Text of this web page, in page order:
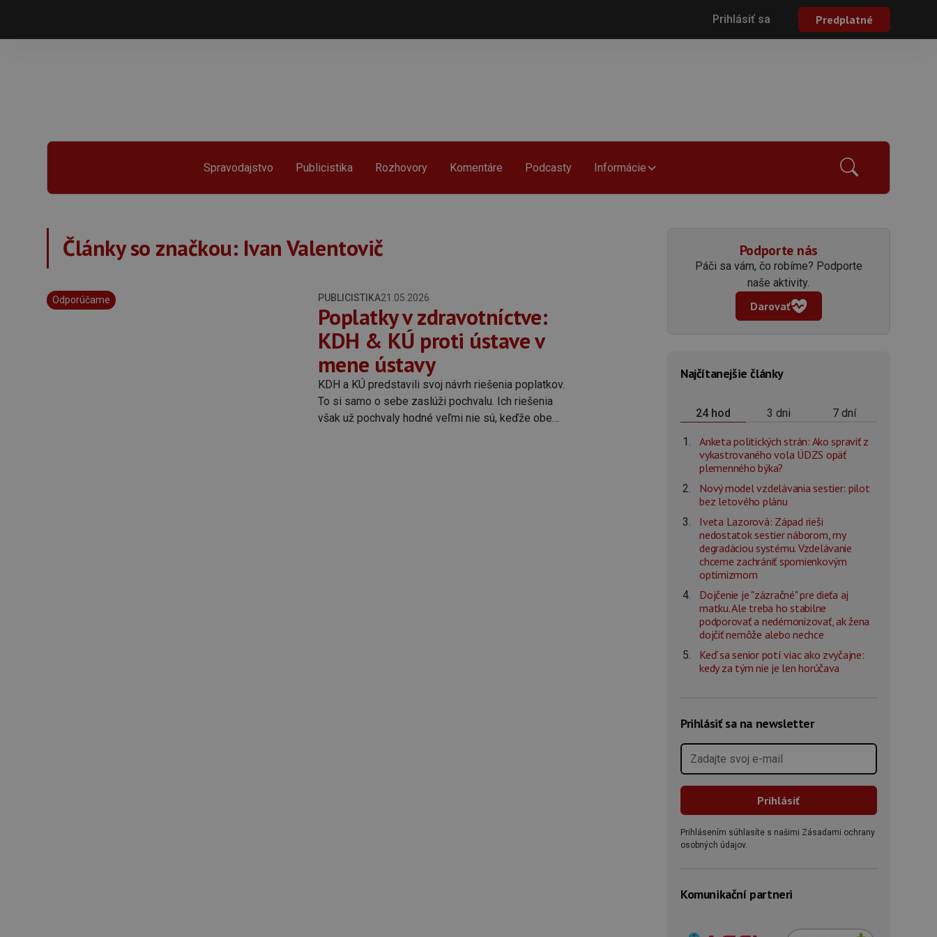
Prihlásiť sa Predplatné
Spravodajstvo Publicistika Rozhovory Komentáre Podcasty Informácie
Články so značkou: Ivan Valentovič
Odporúčame PUBLICISTIKA21.05.2026
Poplatky v zdravotníctve:
KDH & KÚ proti ústave v
mene ústavy
KDH a KÚ predstavili svoj návrh riešenia poplatkov.
To si samo o sebe zaslúži pochvalu. Ich riešenia
však už pochvaly hodné veľmi nie sú, keďže obe
Podporte nás
Páči sa vám, čo robíme? Podporte
naše aktivity.
Darovať
Najčítanejšie články
24 hod 3 dni 7 dní
Anketa politických strán: Ako spraviť z
vykastrovaného vola ÚDZS opäť
plemenného býka?
Nový model vzdelávania sestier: pilot
bez letového plánu
Iveta Lazorová: Západ rieši
nedostatok sestier náborom, my
degradáciou systému. Vzdelávanie
chceme zachrániť spomienkovým
optimizmom
Dojčenie je "zázračné" pre dieťa aj
matku. Ale treba ho stabilne
podporovať a nedémonizovať, ak žena
dojčiť nemôže alebo nechce
Keď sa senior potí viac ako zvyčajne:
kedy za tým nie je len horúčava
Prihlásiť sa na newsletter
Prihlásením súhlasíte s našimi Zásadami ochrany
osobných údajov.
Komunikační partneri